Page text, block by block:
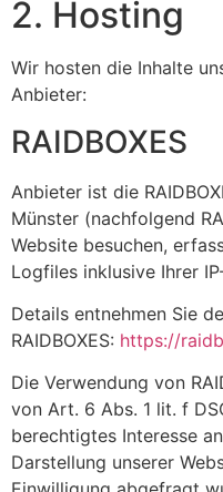
2. Hosting
Wir hosten die Inhalte
Anbieter:
RAIDBOXES
Anbieter ist die
Münster (nachfolgend
Website besuchen,
Logfiles inklusive Ihrer
Details entnehmen Sie
RAIDBOXES: https://
Die Verwendung von
von Art. 6 Abs. 1 lit. f
berechtigtes Interesse
Darstellung unserer